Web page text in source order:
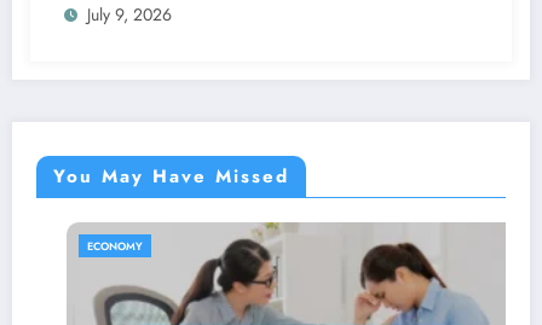
July 9, 2026
You May Have Missed